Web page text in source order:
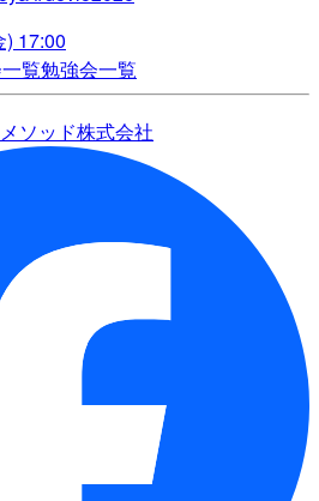
17:00
覧勉強会一覧
ソッド株式会社